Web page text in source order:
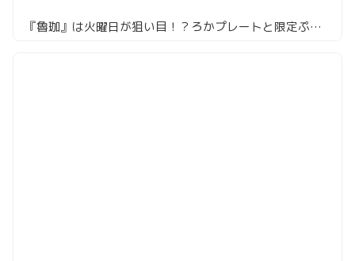
『魯珈』は火曜日が狙い目！？ろかプレートと限定ぷちカレーの混ぜ混ぜの美学